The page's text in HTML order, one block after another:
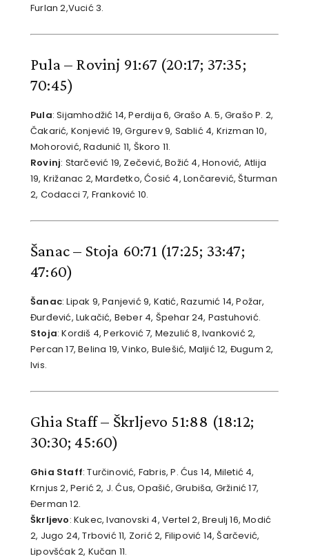
Furlan 2,Vucić 3.
Pula – Rovinj 91:67 (20:17; 37:35;
70:45)
Pula: Sijamhodžić 14, Perdija 6, Grašo A. 5, Grašo P. 2,
Čakarić, Konjević 19, Grgurev 9, Sablić 4, Krizman 10,
Mohorović, Radunić 11, Škoro 11.
Rovinj: Starčević 19, Zečević, Božić 4, Honović, Atlija
19, Križanac 2, Marđetko, Ćosić 4, Lončarević, Šturman
2, Codacci 7, Franković 10.
Šanac – Stoja 60:71 (17:25; 33:47;
47:60)
Šanac: Lipak 9, Panjević 9, Katić, Razumić 14, Požar,
Đurđević, Lukačić, Beber 4, Špehar 24, Pastuhović.
Stoja: Kordiš 4, Perković 7, Mezulić 8, Ivanković 2,
Percan 17, Belina 19, Vinko, Bulešić, Maljić 12, Đugum 2,
Ivis.
Ghia Staff – Škrljevo 51:88 (18:12;
30:30; 45:60)
Ghia Staff: Turčinović, Fabris, P. Ćus 14, Miletić 4,
Krnjus 2, Perić 2, J. Ćus, Opašić, Grubiša, Gržinić 17,
Đerman 12.
Škrljevo: Kukec, Ivanovski 4, Vertel 2, Breulj 16, Modić
2, Jugo 24, Trbović 11, Zorić 2, Filipović 14, Šarčević,
Lipovšćak 2, Kučan 11.